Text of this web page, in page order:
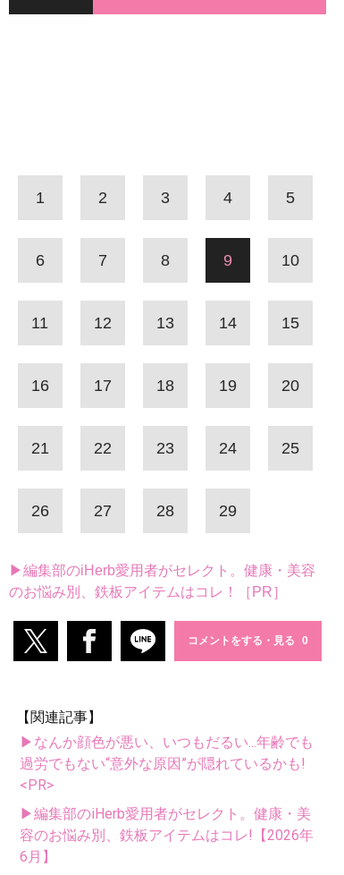
1 2 3 4 5
6 7 8 9 10
11 12 13 14 15
16 17 18 19 20
21 22 23 24 25
26 27 28 29
▶編集部のiHerb愛用者がセレクト。健康・美容
のお悩み別、鉄板アイテムはコレ！［PR］
コメントをする・見る
【関連記事】
▶なんか顔色が悪い、いつもだるい...年齢でも
過労でもない“意外な原因”が隠れているかも!
<PR>
▶編集部のiHerb愛用者がセレクト。健康・美
容のお悩み別、鉄板アイテムはコレ!【2026年
6月】